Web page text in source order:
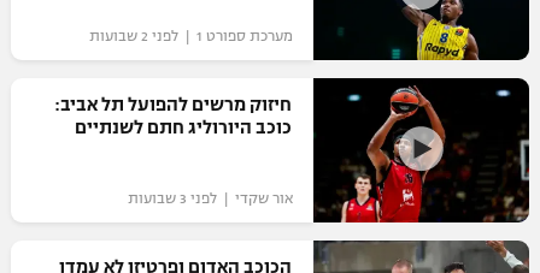
ליגת העל
גביע הטוטו
ליגיונרים
גביע המדינה
כדורגל עולמי
ליגת האלופות
ליגה אירופית
ליגה אנגלית
כדורסל ישראלי
ליגת ווינר סל
ליגה לאומית
כדורסל עולמי
NBA
מערכת ספורט 1 | לפני 2 שבועות
חיזוק מרשים להפועל תל אביב:
כוכב היורוליג חתם לשנתיים
אור שקדי | לפני 3 שבועות
הכוכב האדום ופרטיזן לא עמדו